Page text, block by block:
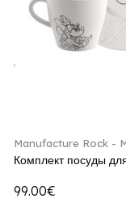
Manufacture Rock -
Комплект посуды
99.00€